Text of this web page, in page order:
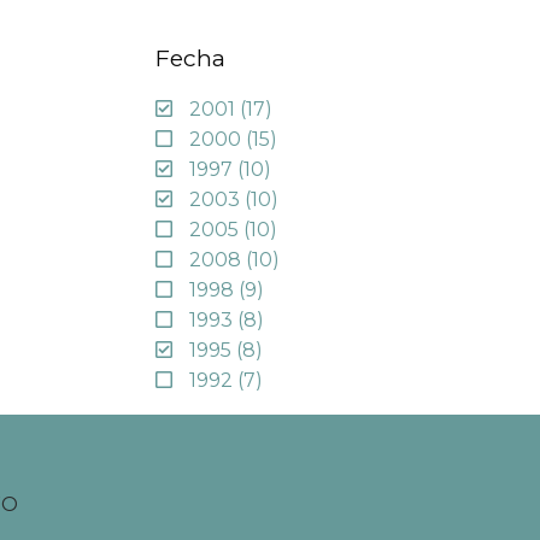
Fecha
2001 (17)
2000 (15)
1997 (10)
2003 (10)
2005 (10)
2008 (10)
1998 (9)
1993 (8)
1995 (8)
1992 (7)